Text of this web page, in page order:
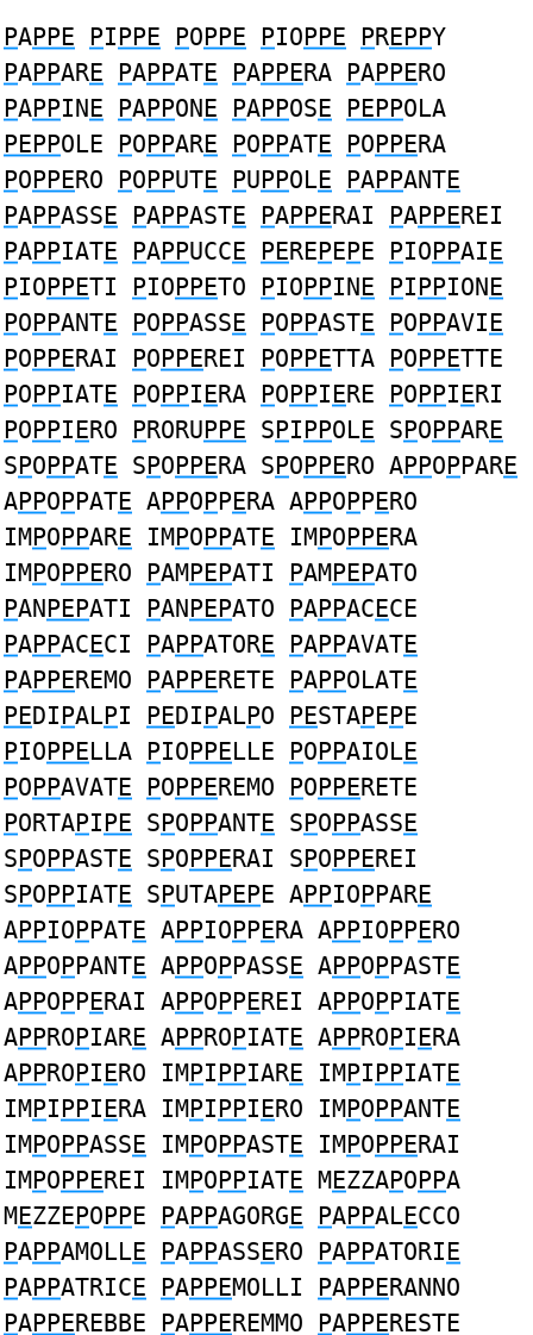
PAPPE PIPPE POPPE PIOPPE PREPPY
PAPPARE PAPPATE PAPPERA PAPPERO
PAPPINE PAPPONE PAPPOSE PEPPOLA
PEPPOLE POPPARE POPPATE POPPERA
POPPERO POPPUTE PUPPOLE PAPPANTE
PAPPASSE PAPPASTE PAPPERAI PAPPEREI
PAPPIATE PAPPUCCE PEREPEPE PIOPPAIE
PIOPPETI PIOPPETO PIOPPINE PIPPIONE
POPPANTE POPPASSE POPPASTE POPPAVIE
POPPERAI POPPEREI POPPETTA POPPETTE
POPPIATE POPPIERA POPPIERE POPPIERI
POPPIERO PRORUPPE SPIPPOLE SPOPPARE
SPOPPATE SPOPPERA SPOPPERO APPOPPARE
APPOPPATE APPOPPERA APPOPPERO
IMPOPPARE IMPOPPATE IMPOPPERA
IMPOPPERO PAMPEPATI PAMPEPATO
PANPEPATI PANPEPATO PAPPACECE
PAPPACECI PAPPATORE PAPPAVATE
PAPPEREMO PAPPERETE PAPPOLATE
PEDIPALPI PEDIPALPO PESTAPEPE
PIOPPELLA PIOPPELLE POPPAIOLE
POPPAVATE POPPEREMO POPPERETE
PORTAPIPE SPOPPANTE SPOPPASSE
SPOPPASTE SPOPPERAI SPOPPEREI
SPOPPIATE SPUTAPEPE APPIOPPARE
APPIOPPATE APPIOPPERA APPIOPPERO
APPOPPANTE APPOPPASSE APPOPPASTE
APPOPPERAI APPOPPEREI APPOPPIATE
APPROPIARE APPROPIATE APPROPIERA
APPROPIERO IMPIPPIARE IMPIPPIATE
IMPIPPIERA IMPIPPIERO IMPOPPANTE
IMPOPPASSE IMPOPPASTE IMPOPPERAI
IMPOPPEREI IMPOPPIATE MEZZAPOPPA
MEZZEPOPPE PAPPAGORGE PAPPALECCO
PAPPAMOLLE PAPPASSERO PAPPATORIE
PAPPATRICE PAPPEMOLLI PAPPERANNO
PAPPEREBBE PAPPEREMMO PAPPERESTE